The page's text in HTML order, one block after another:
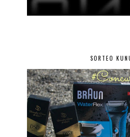
SORTEO